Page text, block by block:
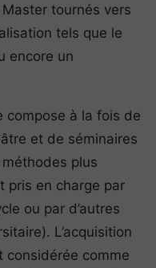
tournés vers
tels que le
encore un
compose à la fois de
et de séminaires
plus
pris en charge par
ou par d’autres
L’acquisition
considérée comme